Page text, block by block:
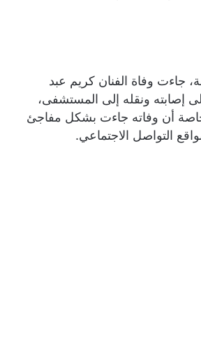
جاءت وفاة الفنان كريم عبد
إصابته ونقله إلى المستشفى،
خاصة أن وفاته جاءت بشكل مفاجئ
التواصل الاجتماعي.